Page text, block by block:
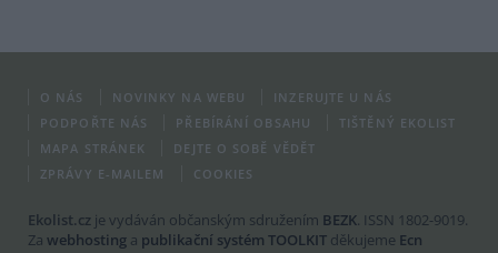
O NÁS NOVINKY NA WEBU
INZERUJTE U NÁS
PODPOŘTE NÁS
PŘEBÍRÁNÍ OBSAHU
TIŠTĚNÝ EKOLIST
MAPA STRÁNEK
DEJTE O SOBĚ VĚDĚT
ZPRÁVY E-MAILEM
COOKIES
Ekolist.cz je vydáván občanským sdružením BEZK. ISSN 1802-9019.
Za webhosting a publikační systém TOOLKIT děkujeme Ecn